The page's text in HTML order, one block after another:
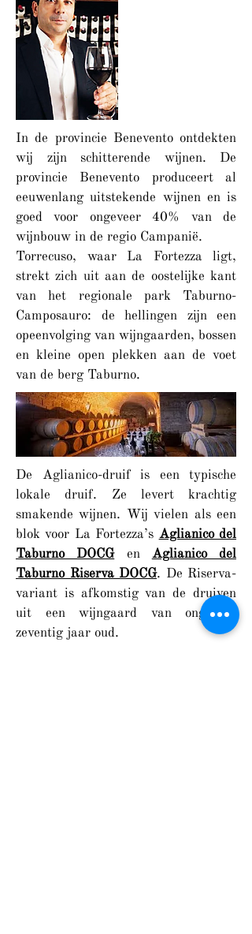
In de provincie Benevento ontdekten
wij zijn schitterende wijnen. De
provincie Benevento produceert al
eeuwenlang uitstekende wijnen en is
goed voor ongeveer 40% van de
wijnbouw in de regio Campanië.
Torrecuso, waar La Fortezza ligt,
strekt zich uit aan de oostelijke kant
van het regionale park Taburno-
Camposauro: de hellingen zijn een
opeenvolging van wijngaarden, bossen
en kleine open plekken aan de voet
van de berg Taburno.
De Aglianico-druif is een typische
lokale druif. Ze levert krachtig
smakende wijnen. Wij vielen als een
blok voor La Fortezza’s Aglianico del
Taburno DOCGen Aglianico del
Taburno Riserva DOCG. De Riserva-
variant is afkomstig van de druiven
uit een wijngaard van ongeveer
zeventig jaar oud.